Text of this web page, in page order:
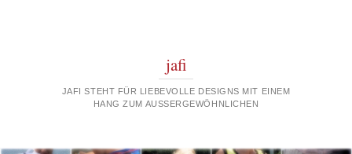
jafi
JAFI STEHT FÜR LIEBEVOLLE DESIGNS MIT EINEM
HANG ZUM AUSSERGEWÖHNLICHEN